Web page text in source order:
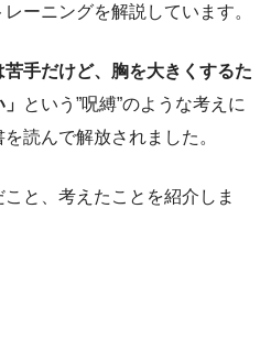
ーニングを解説しています。
苦手だけど、胸を大きくするた
という”呪縛”のような考えに
読んで解放されました。
と、考えたことを紹介しま